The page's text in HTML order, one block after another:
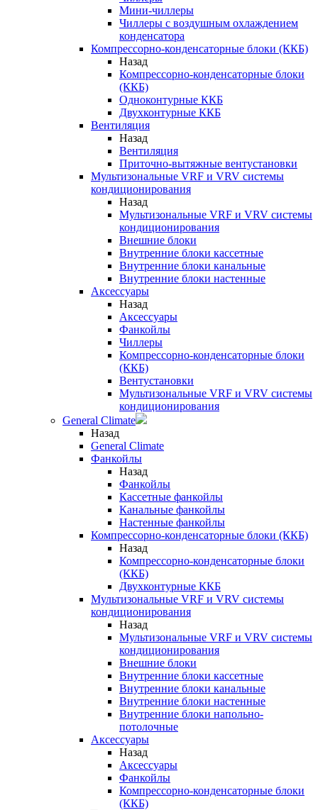
Мини-чиллеры
Чиллеры с воздушным охлаждением
конденсатора
Компрессорно-конденсаторные блоки (ККБ)
Назад
Компрессорно-конденсаторные блоки
(ККБ)
Одноконтурные ККБ
Двухконтурные ККБ
Вентиляция
Назад
Вентиляция
Приточно-вытяжные вентустановки
Мультизональные VRF и VRV системы
кондиционирования
Назад
Мультизональные VRF и VRV системы
кондиционирования
Внешние блоки
Внутренние блоки кассетные
Внутренние блоки канальные
Внутренние блоки настенные
Аксессуары
Назад
Аксессуары
Фанкойлы
Чиллеры
Компрессорно-конденсаторные блоки
(ККБ)
Вентустановки
Мультизональные VRF и VRV системы
кондиционирования
General Climate
Назад
General Climate
Фанкойлы
Назад
Фанкойлы
Кассетные фанкойлы
Канальные фанкойлы
Настенные фанкойлы
Компрессорно-конденсаторные блоки (ККБ)
Назад
Компрессорно-конденсаторные блоки
(ККБ)
Двухконтурные ККБ
Мультизональные VRF и VRV системы
кондиционирования
Назад
Мультизональные VRF и VRV системы
кондиционирования
Внешние блоки
Внутренние блоки кассетные
Внутренние блоки канальные
Внутренние блоки настенные
Внутренние блоки напольно-
потолочные
Аксессуары
Назад
Аксессуары
Фанкойлы
Компрессорно-конденсаторные блоки
(ККБ)